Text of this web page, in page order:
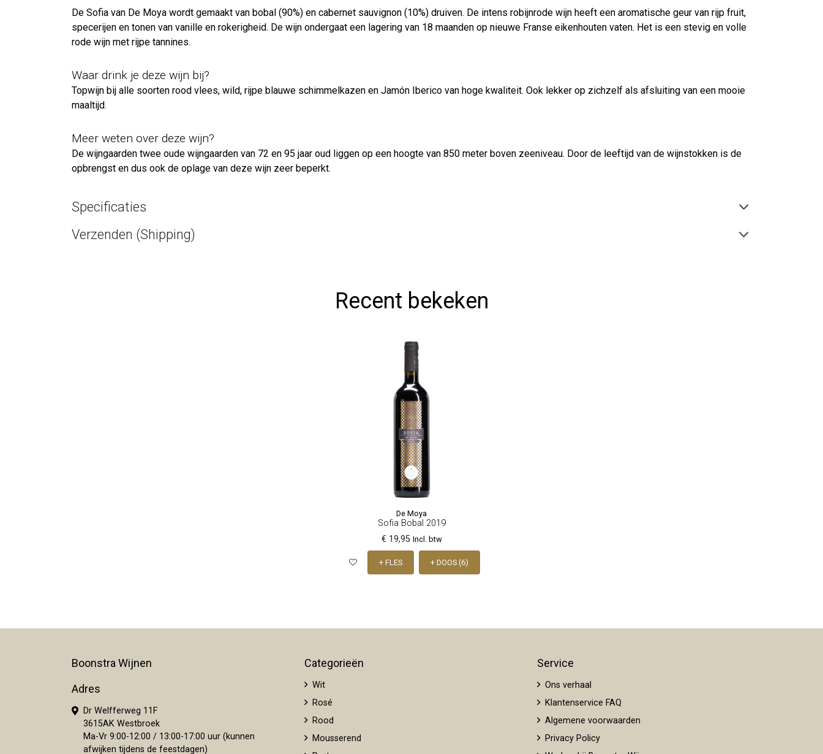
De Sofia van De Moya wordt gemaakt van bobal (90%) en cabernet sauvignon (10%) druiven. De intens robijnrode wijn heeft een aromatische geur van rijp fruit,
specerijen en tonen van vanille en rokerigheid. De wijn ondergaat een lagering van 18 maanden op nieuwe Franse eikenhouten vaten. Het is een stevig en volle
rode wijn met rijpe tannines.
Waar drink je deze wijn bij?
Topwijn bij alle soorten rood vlees, wild, rijpe blauwe schimmelkazen en Jamón Iberico van hoge kwaliteit. Ook lekker op zichzelf als afsluiting van een mooie
maaltijd.
Meer weten over deze wijn?
De wijngaarden twee oude wijngaarden van 72 en 95 jaar oud liggen op een hoogte van 850 meter boven zeeniveau. Door de leeftijd van de wijnstokken is de
opbrengst en dus ook de oplage van deze wijn zeer beperkt.
Specificaties
Verzenden (Shipping)
Recent bekeken
De Moya
Sofia Bobal 2019
€ 19,95 Incl. btw
+ FLES + DOOS (6)
Boonstra Wijnen
Adres
Dr Welfferweg 11F
3615AK Westbroek
Ma-Vr 9:00-12:00 / 13:00-17:00 uur (kunnen
afwijken tijdens de feestdagen)
Categorieën
Wit
Rosé
Rood
Mousserend
Service
Ons verhaal
Klantenservice FAQ
Algemene voorwaarden
Privacy Policy